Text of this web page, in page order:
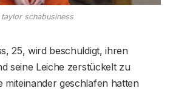
taylor schabusiness
25, wird beschuldigt, ihren
seine Leiche zerstückelt zu
miteinander geschlafen hatten